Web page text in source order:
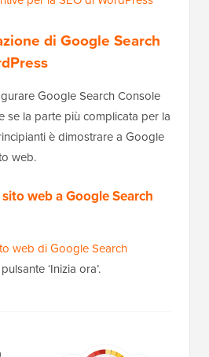
di Google Search
Google Search Console
se la parte più complicata per la
è dimostrare a Google
web.
web a Google Search
web di Google Search
‘Inizia ora’.